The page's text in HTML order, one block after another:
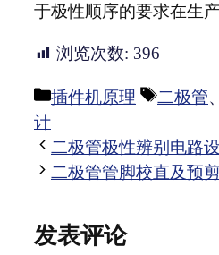
于极性顺序的要求在生
浏览次数: 396
分
类
插件机原理
标
二极管
计
二极管极性辨别电路
二极管管脚校直及预
发表评论